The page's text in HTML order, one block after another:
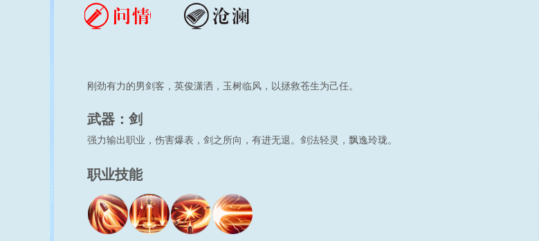
刚劲有力的男剑客，英俊潇洒，玉树临风，以拯救苍生为己任。
武器：剑
强力输出职业，伤害爆表，剑之所向，有进无退。剑法轻灵，飘逸玲珑。
职业技能